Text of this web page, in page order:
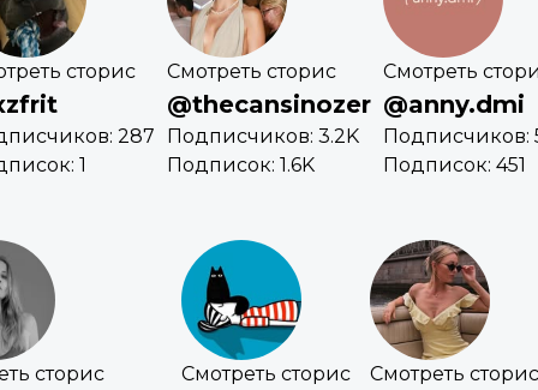
сторис
287
1
Смотреть сторис
@thecansinozer
Подписчиков: 3.2K
Подписок: 1.6K
Смотреть
@anny.dmi
Подписчиков:
Подписок: 451
сторис Смотреть сторис Смотреть сторис